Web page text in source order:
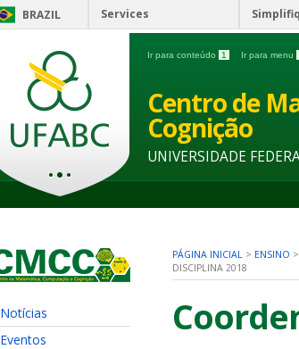
BRAZIL Services
Ir para conteúdo 1 Ir para menu
Centro de
Cognição
UNIVERSIDADE
Notícias
Eventos
PÁGINA INICIAL > ENSINO >
DISCIPLINA 2018